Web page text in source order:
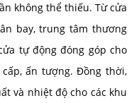
không thể thiếu. Từ cửa
bay, trung tâm thương
tự động đóng góp cho
ấn tượng. Đồng thời,
và nhiệt độ cho các khu